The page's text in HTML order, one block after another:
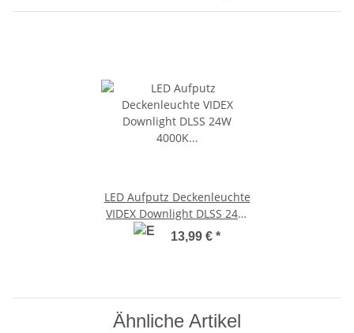
LED Aufputz Deckenleuchte
VIDEX Downlight DLSS 24W
4000K Surface Downlight
Fixture
13,99 € *
Ähnliche Artikel